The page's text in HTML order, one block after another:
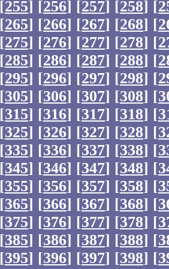
[255] [256] [257] [258] [
[265] [266] [267] [268] [
[275] [276] [277] [278] [
[285] [286] [287] [288] [
[295] [296] [297] [298] [
[305] [306] [307] [308] [
[315] [316] [317] [318] [
[325] [326] [327] [328] [
[335] [336] [337] [338] [
[345] [346] [347] [348] [
[355] [356] [357] [358] [
[365] [366] [367] [368] [
[375] [376] [377] [378] [
[385] [386] [387] [388] [
[395] [396] [397] [398] [